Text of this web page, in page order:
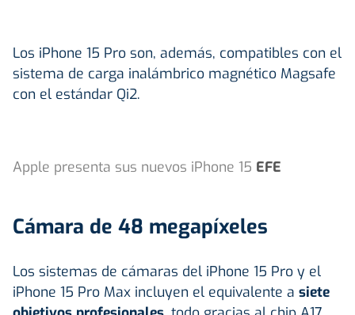
Los iPhone 15 Pro son, además, compatibles con el
sistema de carga inalámbrico magnético Magsafe
con el estándar Qi2.
Apple presenta sus nuevos iPhone 15 EFE
Cámara de 48 megapíxeles
Los sistemas de cámaras del iPhone 15 Pro y el
iPhone 15 Pro Max incluyen el equivalente a siete